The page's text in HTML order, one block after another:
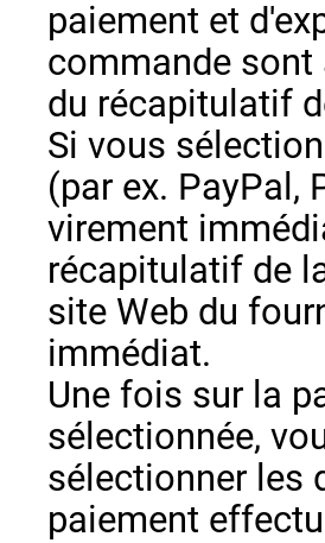
paiement et
commande sont
du récapitulatif
Si vous
(par ex. PayPal,
virement
récapitulatif de
site Web du
immédiat.
Une fois sur la
sélectionnée,
sélectionner les
paiement